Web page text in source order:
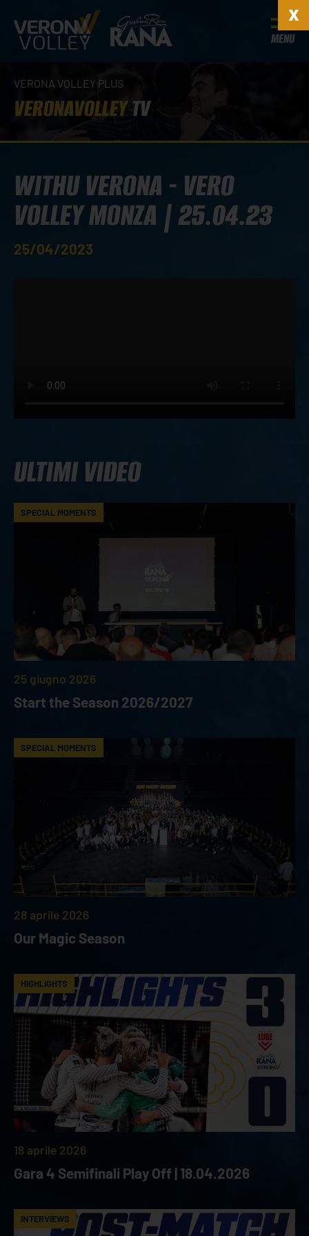
MENU
VERONA VOLLEY PLUS
VERONAVOLLEYTV
WITHU VERONA - VERO
VOLLEY MONZA | 25.04.23
25/04/2023
ULTIMI VIDEO
SPECIAL MOMENTS
25 giugno 2026
Start the Season 2026/2027
SPECIAL MOMENTS
28 aprile 2026
Our Magic Season
HIGHLIGHTS
18 aprile 2026
Gara 4 Semifinali Play Off | 18.04.2026
INTERVIEWS